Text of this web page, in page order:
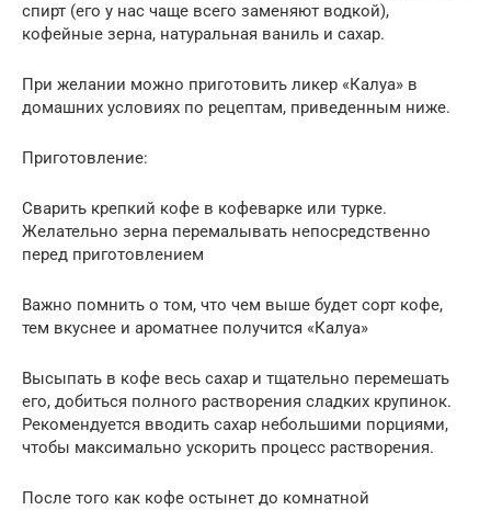
спирт (его у нас чаще всего заменяют водкой),
кофейные зерна, натуральная ваниль и сахар.
При желании можно приготовить ликер «Калуа» в
домашних условиях по рецептам, приведенным ниже.
Приготовление:
Сварить крепкий кофе в кофеварке или турке.
Желательно зерна перемалывать непосредственно
перед приготовлением
Важно помнить о том, что чем выше будет сорт кофе,
тем вкуснее и ароматнее получится «Калуа»
Высыпать в кофе весь сахар и тщательно перемешать
его, добиться полного растворения сладких крупинок.
Рекомендуется вводить сахар небольшими порциями,
чтобы максимально ускорить процесс растворения.
После того как кофе остынет до комнатной